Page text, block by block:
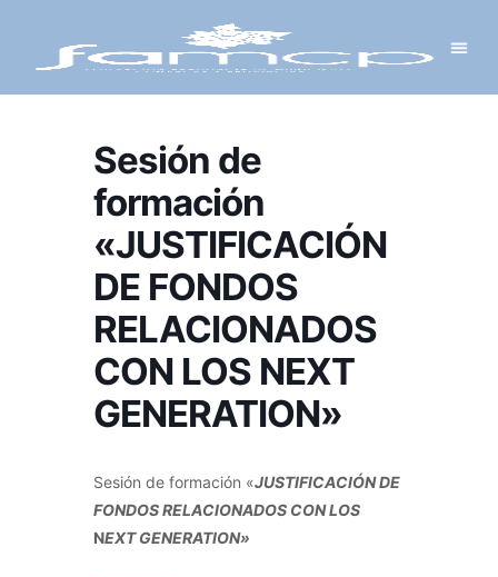
Sesión de
formación
«JUSTIFICACIÓN
DE FONDOS
RELACIONADOS
CON LOS NEXT
GENERATION»
Sesión de formación «JUSTIFICACIÓN DE
FONDOS RELACIONADOS CON LOS
NEXT GENERATION»